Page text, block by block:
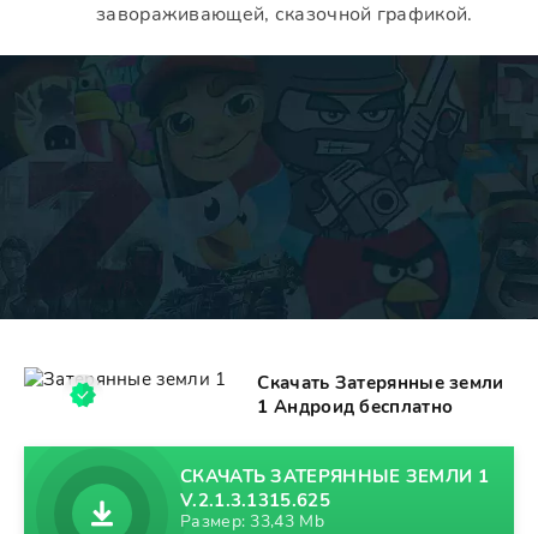
завораживающей, сказочной графикой.
Скачать Затерянные земли
1 Андроид бесплатно
СКАЧАТЬ ЗАТЕРЯННЫЕ ЗЕМЛИ 1
V.2.1.3.1315.625
Размер: 33,43 Mb